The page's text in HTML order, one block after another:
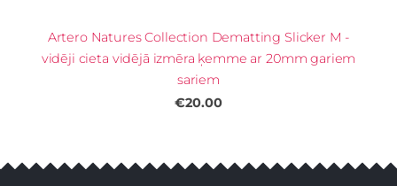
Artero Natures Collection Dematting Slicker M -
vidēji cieta vidējā izmēra ķemme ar 20mm gariem
sariem
€20.00